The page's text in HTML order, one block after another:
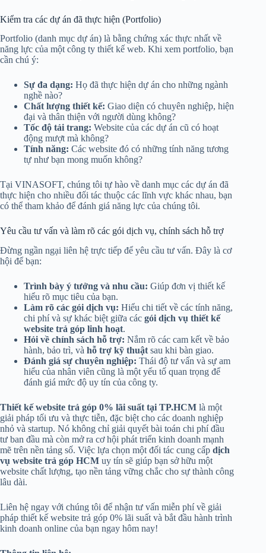
Kiểm tra các dự án đã thực hiện (Portfolio)
Portfolio (danh mục dự án) là bằng chứng xác thực nhất về
năng lực của một công ty thiết kế web. Khi xem portfolio, bạn
cần chú ý:
Sự đa dạng: Họ đã thực hiện dự án cho những ngành
nghề nào?
Chất lượng thiết kế: Giao diện có chuyên nghiệp, hiện
đại và thân thiện với người dùng không?
Tốc độ tải trang: Website của các dự án cũ có hoạt
động mượt mà không?
Tính năng: Các website đó có những tính năng tương
tự như bạn mong muốn không?
Tại VINASOFT, chúng tôi tự hào về danh mục các dự án đã
thực hiện cho nhiều đối tác thuộc các lĩnh vực khác nhau, bạn
có thể tham khảo để đánh giá năng lực của chúng tôi.
Yêu cầu tư vấn và làm rõ các gói dịch vụ, chính sách hỗ trợ
Đừng ngần ngại liên hệ trực tiếp để yêu cầu tư vấn. Đây là cơ
hội để bạn:
Trình bày ý tưởng và nhu cầu: Giúp đơn vị thiết kế
hiểu rõ mục tiêu của bạn.
Làm rõ các gói dịch vụ: Hiểu chi tiết về các tính năng,
chi phí và sự khác biệt giữa các gói dịch vụ thiết kế
website trả góp linh hoạt.
Hỏi về chính sách hỗ trợ: Nắm rõ các cam kết về bảo
hành, bảo trì, và hỗ trợ kỹ thuật sau khi bàn giao.
Đánh giá sự chuyên nghiệp: Thái độ tư vấn và sự am
hiểu của nhân viên cũng là một yếu tố quan trọng để
đánh giá mức độ uy tín của công ty.
Thiết kế website trả góp 0% lãi suất tại TP.HCM là một
giải pháp tối ưu và thực tiễn, đặc biệt cho các doanh nghiệp
nhỏ và startup. Nó không chỉ giải quyết bài toán chi phí đầu
tư ban đầu mà còn mở ra cơ hội phát triển kinh doanh mạnh
mẽ trên nền tảng số. Việc lựa chọn một đối tác cung cấp dịch
vụ website trả góp HCM uy tín sẽ giúp bạn sở hữu một
website chất lượng, tạo nền tảng vững chắc cho sự thành công
lâu dài.
Liên hệ ngay với chúng tôi để nhận tư vấn miễn phí về giải
pháp thiết kế website trả góp 0% lãi suất và bắt đầu hành trình
kinh doanh online của bạn ngay hôm nay!